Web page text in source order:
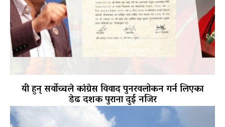
यी हुन् सर्वोच्चले कांग्रेस विवाद पुनरवलोकन गर्न लिएका
डेढ दशक पुराना दुई नजिर